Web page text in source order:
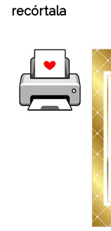
recórtala